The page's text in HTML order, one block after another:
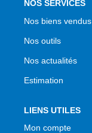
NOS SERVICES
Nos biens vendus
Nos outils
Nos actualités
Estimation
LIENS UTILES
Mon compte